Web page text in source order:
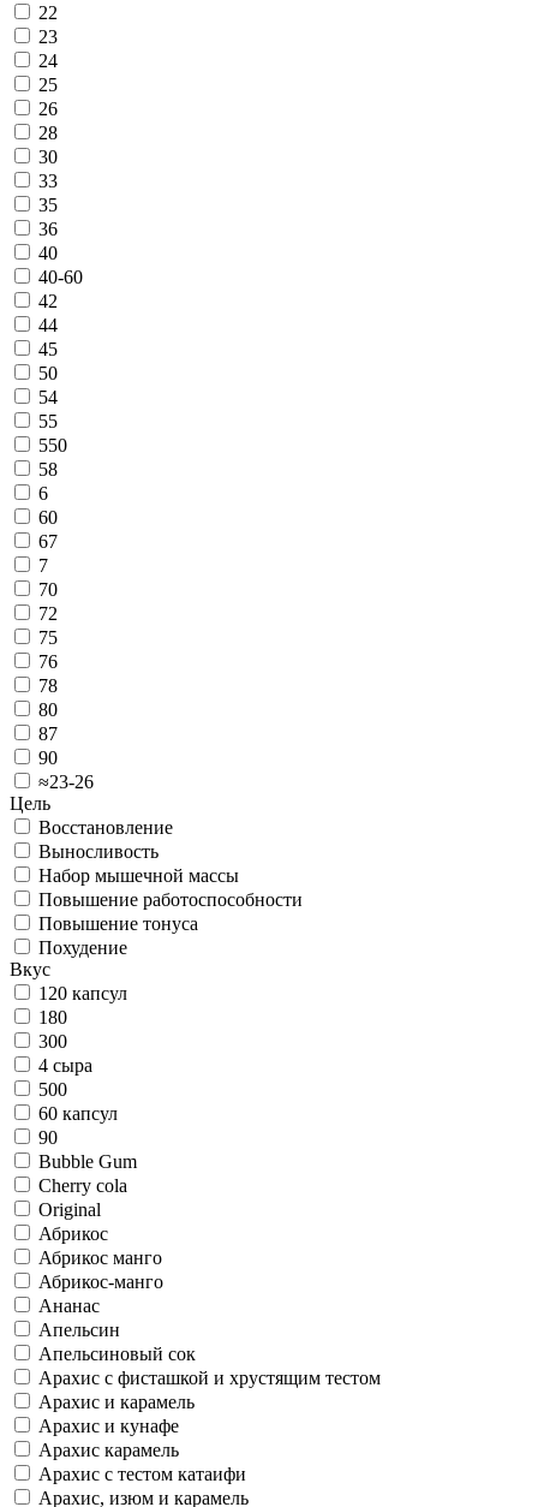
22
23
24
25
26
28
30
33
35
36
40
40-60
42
44
45
50
54
55
550
58
6
60
67
7
70
72
75
76
78
80
87
90
≈23-26
Цель
Восстановление
Выносливость
Набор мышечной массы
Повышение работоспособности
Повышение тонуса
Похудение
Вкус
120 капсул
180
300
4 сыра
500
60 капсул
90
Bubble Gum
Cherry cola
Original
Абрикос
Абрикос манго
Абрикос-манго
Ананас
Апельсин
Апельсиновый сок
Арахис c фисташкой и хрустящим тестом
Арахис и карамель
Арахис и кунафе
Арахис карамель
Арахис с тестом катаифи
Арахис, изюм и карамель